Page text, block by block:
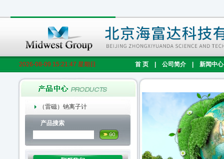
2026-08-09 15:21:48 星期日 首 页 公司简介 新闻中心
（雷磁）钠离子计
产品搜索